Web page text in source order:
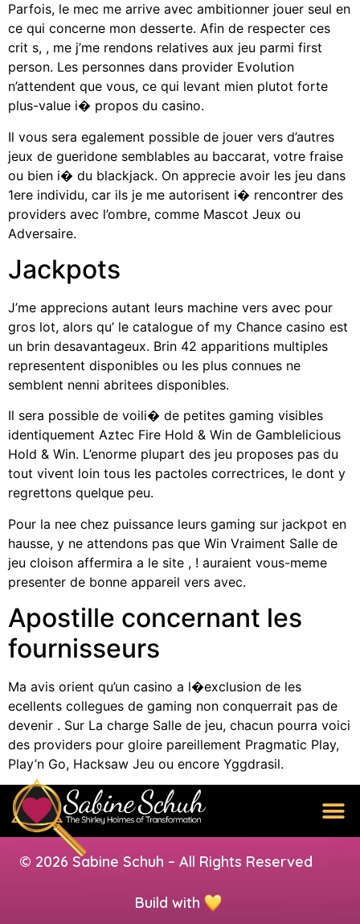
Parfois, le mec me arrive avec ambitionner jouer seul en
ce qui concerne mon desserte. Afin de respecter ces
crit s, , me j’me rendons relatives aux jeu parmi first
person. Les personnes dans provider Evolution
n’attendent que vous, ce qui levant mien plutot forte
plus-value i� propos du casino.
Il vous sera egalement possible de jouer vers d’autres
jeux de gueridone semblables au baccarat, votre fraise
ou bien i� du blackjack. On apprecie avoir les jeu dans
1ere individu, car ils je me autorisent i� rencontrer des
providers avec l’ombre, comme Mascot Jeux ou
Adversaire.
Jackpots
J’me apprecions autant leurs machine vers avec pour
gros lot, alors qu’ le catalogue of my Chance casino est
un brin desavantageux. Brin 42 apparitions multiples
representent disponibles ou les plus connues ne
semblent nenni abritees disponibles.
Il sera possible de voili� de petites gaming visibles
identiquement Aztec Fire Hold & Win de Gamblelicious
Hold & Win. L’enorme plupart des jeu proposes pas du
tout vivent loin tous les pactoles correctrices, le dont y
regrettons quelque peu.
Pour la nee chez puissance leurs gaming sur jackpot en
hausse, y ne attendons pas que Win Vraiment Salle de
jeu cloison affermira a le site , ! auraient vous-meme
presenter de bonne appareil vers avec.
Apostille concernant les
fournisseurs
Ma avis orient qu’un casino a l�exclusion de les
ecellents collegues de gaming non conquerrait pas de
devenir . Sur La charge Salle de jeu, chacun pourra voici
des providers pour gloire pareillement Pragmatic Play,
Play’n Go, Hacksaw Jeu ou encore Yggdrasil.
© 2026 Sabine Schuh – All Rights Reserved
Build with